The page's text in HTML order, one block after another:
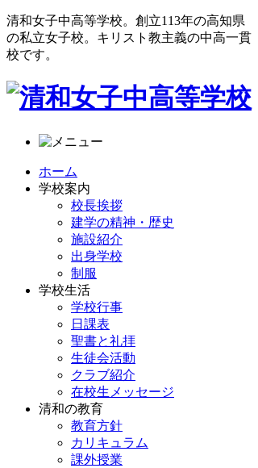
清和女子中高等学校。創立113年の高知県
の私立女子校。キリスト教主義の中高一貫
校です。
ホーム
学校案内
校長挨拶
建学の精神・歴史
施設紹介
出身学校
制服
学校生活
学校行事
日課表
聖書と礼拝
生徒会活動
クラブ紹介
在校生メッセージ
清和の教育
教育方針
カリキュラム
課外授業